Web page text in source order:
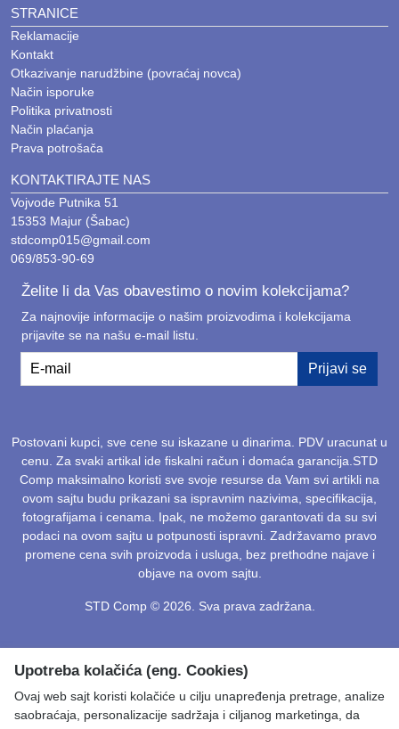
STRANICE
Reklamacije
Kontakt
Otkazivanje narudžbine (povraćaj novca)
Način isporuke
Politika privatnosti
Način plaćanja
Prava potrošača
KONTAKTIRAJTE NAS
Vojvode Putnika 51
15353 Majur (Šabac)
stdcomp015@gmail.com
069/853-90-69
Želite li da Vas obavestimo o novim kolekcijama?
Za najnovije informacije o našim proizvodima i kolekcijama
prijavite se na našu e-mail listu.
E-mail
Prijavi se
Postovani kupci, sve cene su iskazane u dinarima. PDV uracunat u
cenu. Za svaki artikal ide fiskalni račun i domaća garancija.STD
Comp maksimalno koristi sve svoje resurse da Vam svi artikli na
ovom sajtu budu prikazani sa ispravnim nazivima, specifikacija,
fotografijama i cenama. Ipak, ne možemo garantovati da su svi
podaci na ovom sajtu u potpunosti ispravni. Zadržavamo pravo
promene cena svih proizvoda i usluga, bez prethodne najave i
objave na ovom sajtu.
STD Comp © 2026. Sva prava zadržana.
Upotreba kolačića (eng. Cookies)
Ovaj web sajt koristi kolačiće u cilju unapređenja pretrage, analize
saobraćaja, personalizacije sadržaja i ciljanog marketinga, da